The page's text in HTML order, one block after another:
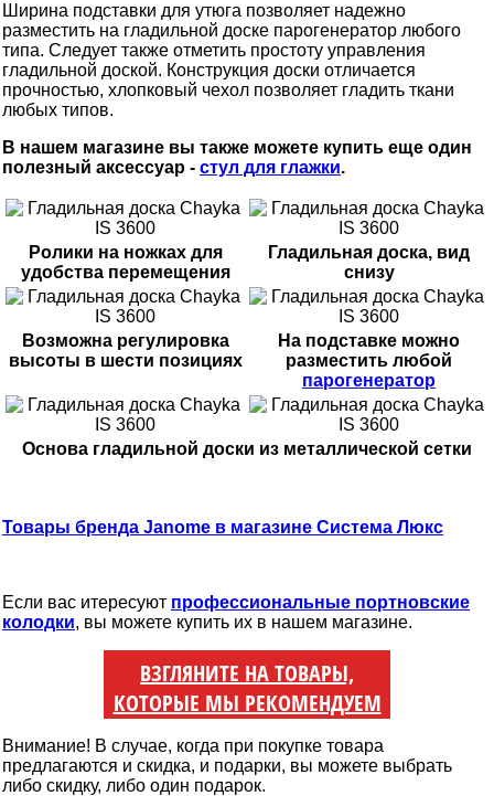
Ширина подставки для утюга позволяет надежно
разместить на гладильной доске парогенератор любого
типа. Следует также отметить простоту управления
гладильной доской. Конструкция доски отличается
прочностью, хлопковый чехол позволяет гладить ткани
любых типов.
В нашем магазине вы также можете купить еще один
полезный аксессуар - стул для глажки.
Ролики на ножках для
удобства перемещения
Гладильная доска, вид
снизу
Возможна регулировка
высоты в шести позициях
На подставке можно
разместить любой
парогенератор
Основа гладильной доски из металлической сетки
Товары бренда Janome в магазине Система Люкс
Если вас итересуют профессиональные портновские
колодки, вы можете купить их в нашем магазине.
ВЗГЛЯНИТЕ НА ТОВАРЫ,
КОТОРЫЕ МЫ РЕКОМЕНДУЕМ
Внимание! В случае, когда при покупке товара
предлагаются и скидка, и подарки, вы можете выбрать
либо скидку, либо один подарок.